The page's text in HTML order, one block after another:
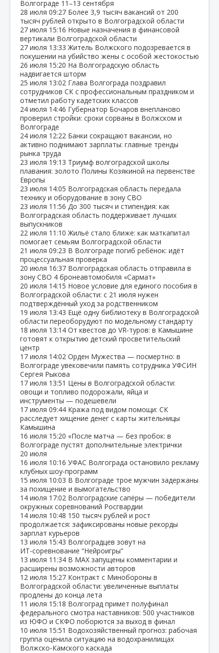
Волгограде 11–13 сентября
28 июля 09:27 Более 3,9 тысяч вакансий от 200
тысяч рублей открыто в Волгоградской области
27 июля 15:16 Новые назначения в финансовой
вертикали Волгоградской области
27 июля 13:33 Житель Волжского подозревается в
покушении на убийство жены с особой жестокостью
26 июля 15:20 На Волгоградскую область
надвигается шторм
25 июля 13:02 Глава Волгограда поздравил
сотрудников СК с профессиональным праздником и
отметил работу кадетских классов
24 июля 14:46 Губернатор Бочаров внепланово
проверил стройки: сроки сорваны в Волжском и
Волгограде
24 июля 12:22 Банки сокращают вакансии, но
активно поднимают зарплаты: главные тренды
рынка труда
23 июля 19:13 Триумф волгоградской школы
плавания: золото Полины Козякиной на первенстве
Европы
23 июля 14:05 Волгоградская область передала
технику и оборудование в зону СВО
23 июля 11:56 До 300 тысяч и стипендия: как
Волгоградская область поддерживает лучших
выпускников
22 июля 11:10 Жильё стало ближе: как маткапитал
помогает семьям Волгоградской области
21 июля 09:23 В Волгограде погиб ребёнок: идёт
процессуальная проверка
20 июля 16:37 Волгоградская область отправила в
зону СВО 4 бронеавтомобиля «Сармат»
20 июля 14:15 Новое условие для единого пособия в
Волгоградской области: с 21 июля нужен
подтверждённый уход за родственником
19 июля 13:43 Ещё одну библиотеку в Волгоградской
области переоборудуют по модельному стандарту
18 июля 13:14 От квестов до VR‑туров: в Камышине
готовят к открытию детский просветительский
центр
17 июля 14:02 Орден Мужества — посмертно: в
Волгограде увековечили память сотрудника УФСИН
Сергея Рыкова
17 июля 13:51 Цены в Волгоградской области:
овощи и топливо подорожали, яйца и
инструменты — подешевели
17 июля 09:44 Кража под видом помощи: СК
расследует хищение денег с карты жительницы
Камышина
16 июля 15:20 «После матча — без пробок: в
Волгограде пустят дополнительные электрички
20 июля
16 июля 10:16 УФАС Волгограда остановило рекламу
клубных шоу‑программ
15 июля 10:03 В Волгограде трое мужчин задержаны
за похищение и вымогательство
14 июля 17:02 Волгоградские сапёры — победители
окружных соревнований Росгвардии
14 июля 10:48 150 тысяч рублей и рост
продолжается: зафиксированы новые рекорды
зарплат курьеров
13 июля 15:43 Волгоградцев зовут на
ИТ‑соревнование “Нейроигры”
13 июля 11:34 В МАХ запущены комментарии и
расширены возможности авторов
12 июля 15:27 Контракт с Минобороны в
Волгоградской области: увеличенные выплаты
продлены до конца лета
11 июля 15:18 Волгоград примет полуфинал
федерального смотра наставников: 500 участников
из ЮФО и СКФО поборются за выход в финал
10 июля 15:51 Водохозяйственный прогноз: рабочая
группа оценила ситуацию на водохранилищах
Волжско‑Камского каскада